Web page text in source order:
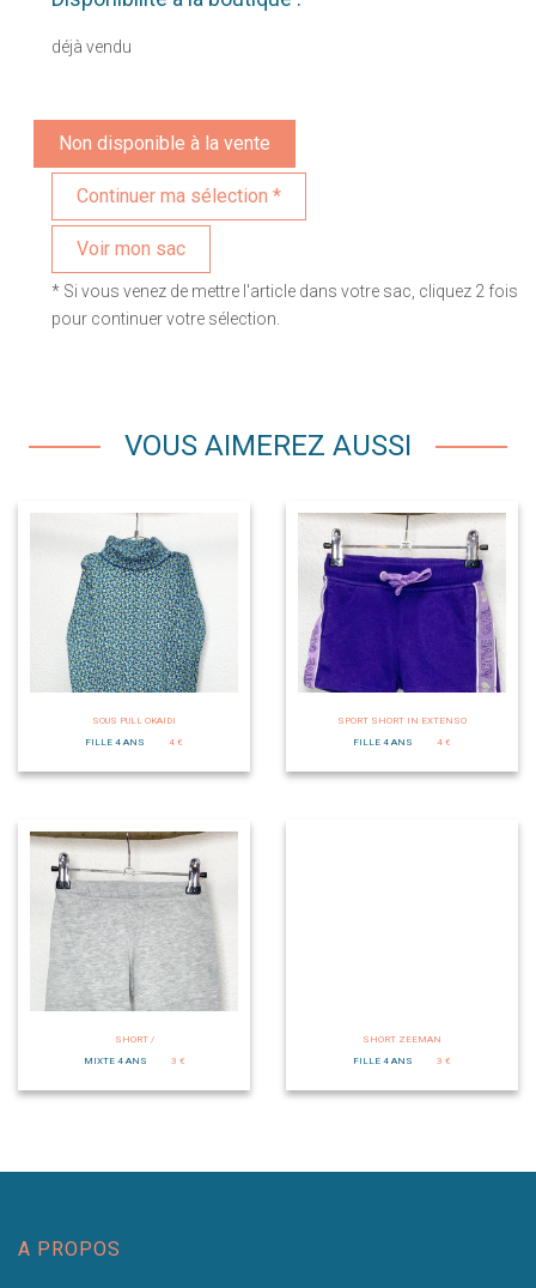
déjà vendu
Non disponible à la vente
Voir mon sac
* Si vous venez de mettre l'article dans votre sac, cliquez 2 fois
pour continuer votre sélection.
VOUS AIMEREZ AUSSI
SOUS PULL OKAIDI
FILLE 4 ANS
4 €
SPORT SHORT IN EXTENSO
FILLE 4 ANS
4 €
SHORT /
MIXTE 4 ANS
3 €
SHORT ZEEMAN
FILLE 4 ANS
3 €
A PROPOS